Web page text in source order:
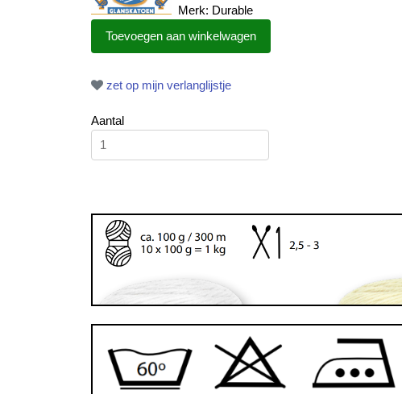
Merk: Durable
zet op mijn verlanglijstje
Aantal